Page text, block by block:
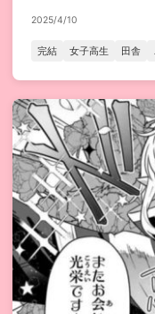
2025/4/10
完結 女子高生 田舎